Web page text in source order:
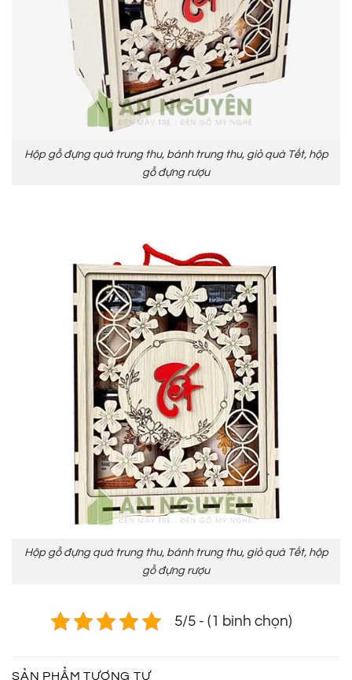
Hộp gỗ đựng quà trung thu, bánh trung thu, giỏ quà Tết, hộp
gỗ đựng rượu
Hộp gỗ đựng quà trung thu, bánh trung thu, giỏ quà Tết, hộp
gỗ đựng rượu
5/5 - (1 bình chọn)
SẢN PHẨM TƯƠNG TỰ